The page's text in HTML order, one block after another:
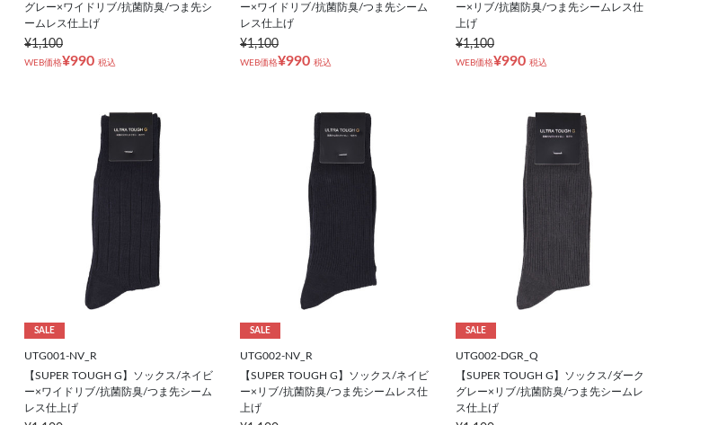
グレー×ワイドリブ/抗菌防臭/つま先シ
ームレス仕上げ
¥1,100
WEB価格¥990 税込
ー×ワイドリブ/抗菌防臭/つま先シーム
レス仕上げ
¥1,100
WEB価格¥990 税込
ー×リブ/抗菌防臭/つま先シームレス仕
上げ
¥1,100
WEB価格¥990 税込
SALE
UTG001-NV_R
【SUPER TOUGH G】ソックス/ネイビ
ー×ワイドリブ/抗菌防臭/つま先シーム
レス仕上げ
SALE
UTG002-NV_R
【SUPER TOUGH G】ソックス/ネイビ
ー×リブ/抗菌防臭/つま先シームレス仕
上げ
SALE
UTG002-DGR_Q
【SUPER TOUGH G】ソックス/ダーク
グレー×リブ/抗菌防臭/つま先シームレ
ス仕上げ